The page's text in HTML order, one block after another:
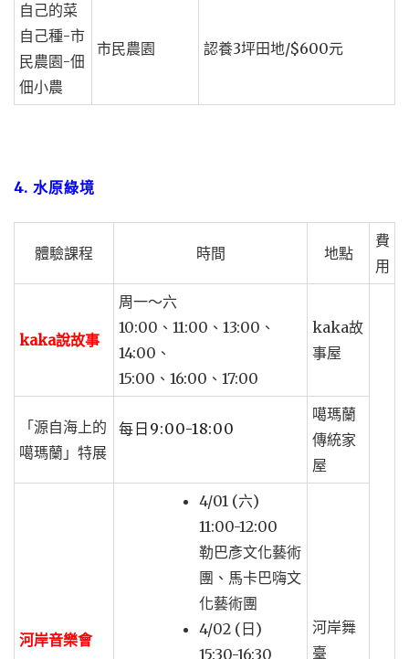
自己的菜
自己種-市
民農園-佃
佃小農
市民農園 認養3坪田地/$600元
4. 水原綠境
體驗課程 時間 地點
費
用
kaka說故事
周一～六
10:00、11:00、13:00、
14:00、
15:00、16:00、17:00
kaka故
事屋
「源自海上的
噶瑪蘭」特展
每日9:00-18:00
噶瑪蘭
傳統家
屋
河岸音樂會
4/01 (六)
11:00-12:00
勒巴彥文化藝術
團、馬卡巴嗨文
化藝術團
4/02 (日)
15:30-16:30
河岸舞
臺